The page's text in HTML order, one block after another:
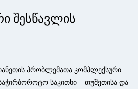
შესწავლის
პრობლემათა კომპლექსური
საკითხი – თუშეთისა და